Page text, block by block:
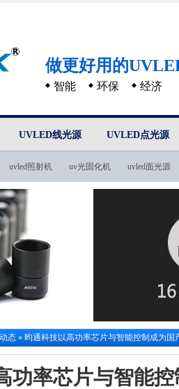
做更好用的
智能 环保 经济
UVLED线光源 UVLED点光源
uvled照射机 uv光固化机 uvled面光源
态 » 昀通科技以高功率芯片与智能控制成为国
功率芯片与智能